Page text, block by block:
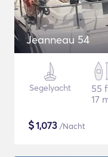
Jeanneau 54
Segelyacht
55
17
$1,073 /Nacht